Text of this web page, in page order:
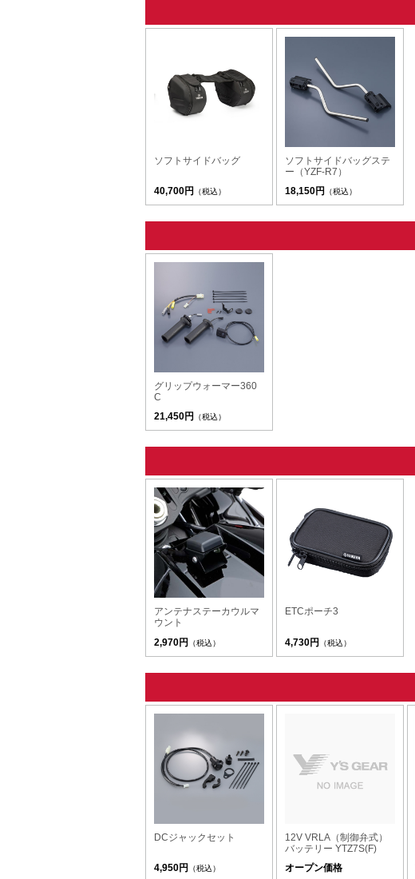
ソフトサイドバッグ
40,700円 （税込）
ソフトサイドバッグステ
ー（YZF-R7）
18,150円
（税込）
グリップウォーマー360
C
21,450円
（税込）
アンテナステーカウルマ
ウント
2,970円 （税込）
ETCポーチ3
4,730円 （税込）
DCジャックセット
4,950円 （税込）
12V VRLA（制御弁式）
バッテリー YTZ7S(F)
オープン価格